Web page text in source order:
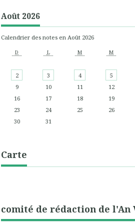
Août 2026
Calendrier des notes en Août 2026
D L M M
2
3 4 5
9
10 11 12
16
17 18 19
23
24 25 26
30
31
Carte
comité de rédaction de l'An